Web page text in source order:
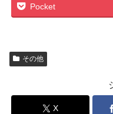
Pocket
その他
X